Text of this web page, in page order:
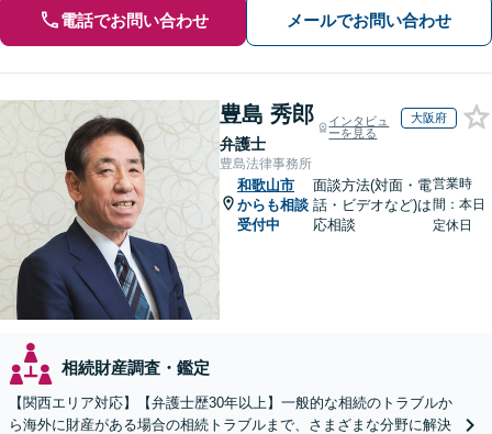
電話でお問い合わせ メールでお問い合わせ
豊島 秀郎
弁護士
インタビュ
ーを見る
大阪府
豊島法律事務所
和歌山市
からも相談
受付中
面談方法(対面・電
話・ビデオなど)は
応相談
営業時
間：本日
定休日
相続財産調査・鑑定
【関西エリア対応】【弁護士歴30年以上】一般的な相続のトラブルか
ら海外に財産がある場合の相続トラブルまで、さまざまな分野に解決